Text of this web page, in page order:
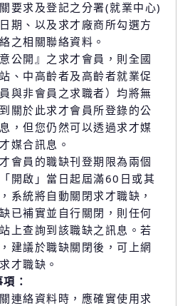
要求及登記之分署(就業中心)
期、以及求才廠商所勾選方
之相關聯絡資料。
公開』之求才會員，則全國
、中高齡者及高齡者就業促
與非會員之求職者）均將無
關於此求才會員所登錄的公
，但您仍然可以透過求才媒
媒合訊息。
會員的職缺刊登期限為兩個
開啟」當日起屆滿60日或其
系統將自動關閉求才職缺，
已補實並自行關閉，則任何
上查詢到該職缺之訊息。若
建議於職缺關閉後，可上網
才職缺。
：
連絡資料時，應確實使用求